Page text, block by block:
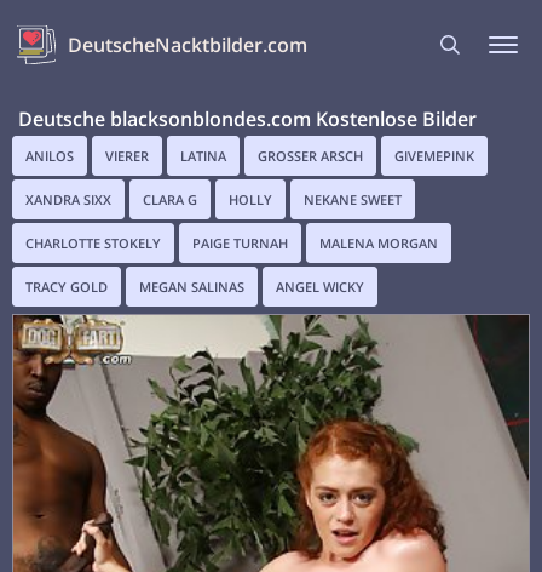
DeutscheNacktbilder.com
Deutsche blacksonblondes.com Kostenlose Bilder
ANILOS VIERER LATINA GROSSER ARSCH GIVEMEPINK
XANDRA SIXX CLARA G HOLLY NEKANE SWEET
CHARLOTTE STOKELY PAIGE TURNAH MALENA MORGAN
TRACY GOLD MEGAN SALINAS ANGEL WICKY